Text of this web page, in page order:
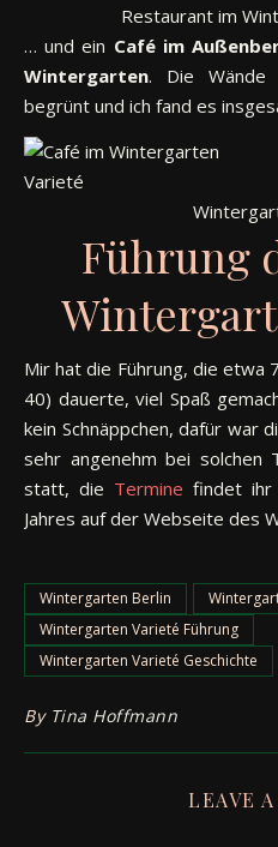
Restaurant im
… und ein Café im
Wintergarten. Die Wände
begrünt und ich fand es
Führung
Mir hat die Führung, die etwa
40) dauerte, viel Spaß
kein Schnäppchen, dafür war
sehr angenehm bei solchen
statt, die Termine findet
Jahres auf der Webseite des
Wintergarten Berlin
Wintergarten Varieté Führung
Wintergarten Varieté Geschichte
By Tina Hoffmann
LEAVE